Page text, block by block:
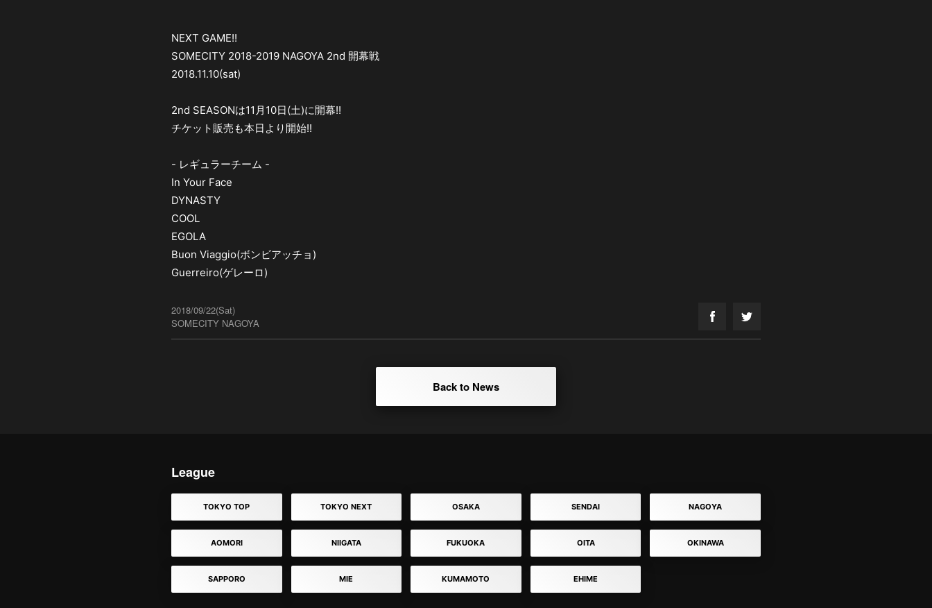
NEXT GAME!!
SOMECITY 2018-2019 NAGOYA 2nd 開幕戦
2018.11.10(sat)
2nd SEASONは11月10日(土)に開幕!!
チケット販売も本日より開始!!
- レギュラーチーム -
In Your Face
DYNASTY
COOL
EGOLA
Buon Viaggio(ボンビアッチョ)
Guerreiro(ゲレーロ)
2018/09/22(Sat)
SOMECITY NAGOYA
Back to News
League
TOKYO TOP TOKYO NEXT OSAKA SENDAI NAGOYA
AOMORI NIIGATA FUKUOKA OITA OKINAWA
SAPPORO MIE KUMAMOTO EHIME